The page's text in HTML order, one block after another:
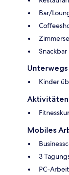
Bar/
Snackbar
Kinder
Aktivitäten
Mobiles
3
PC-